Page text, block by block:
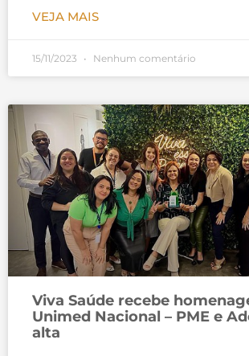
VEJA MAIS
15/11/2023 Nenhum comentário
Viva Saúde recebe
Unimed Nacional – PME e
alta